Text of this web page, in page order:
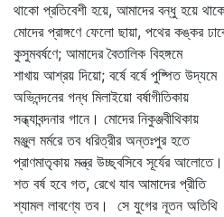
থাকো প্রতিবেশী হয়ে, আমাদের বন্ধু হয়ে
মোদের প্রাঙ্গণে ফেলো ছায়া, পথের কঙ্কর
কুসুমবর্ষণে; আমাদের বৈতালিক বিহঙ্গমে
শাখায় আশ্রয় দিয়ো; বর্ষে বর্ষে পুষ্পিত উদ্যমে
অভিনন্দনের গন্ধ মিলাইয়ো বর্ষাগীতিকায়
সন্ধ্যাবন্দনার গানে। মোদের নিকুঞ্জবীথিকায়
মঞ্জুল মর্মরে তব ধরিত্রীর অন্তঃপুর হতে
প্রাণমাতৃকায় মন্ত্র উচ্ছ্বসিবে সূর্যের আলোতে।
শত বর্ষ হবে গত, রেখে যাব আমাদের প্রীতি
শ্যামল লাবণ্যে তব। সে যুগের নূতন অতিথি